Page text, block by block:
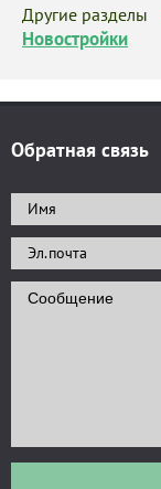
Другие разделы
Новостройки
Обратная связь